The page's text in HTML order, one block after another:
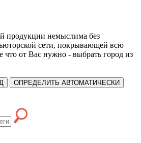
продукции немыслима без
сети, покрывающей всю
что от Вас нужно - выбрать город из
ОПРЕДЕЛИТЬ АВТОМАТИЧЕСКИ